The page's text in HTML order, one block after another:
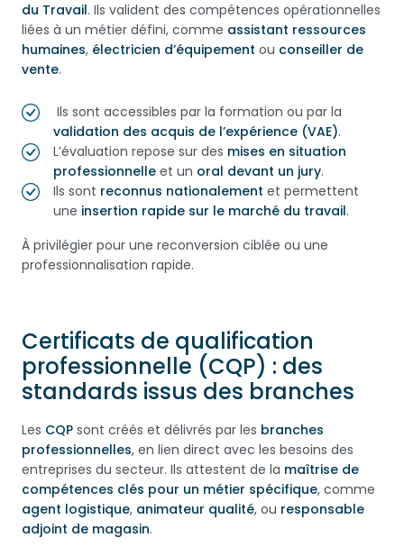
du Travail. Ils valident des compétences opérationnelles
liées à un métier défini, comme assistant ressources
humaines, électricien d’équipement ou conseiller de
vente.
Ils sont accessibles par la formation ou par la
validation des acquis de l’expérience (VAE).
L’évaluation repose sur des mises en situation
professionnelle et un oral devant un jury.
Ils sont reconnus nationalement et permettent
une insertion rapide sur le marché du travail.
À privilégier pour une reconversion ciblée ou une
professionnalisation rapide.
Certificats de qualification
professionnelle (CQP) : des
standards issus des branches
Les CQP sont créés et délivrés par les branches
professionnelles, en lien direct avec les besoins des
entreprises du secteur. Ils attestent de la maîtrise de
compétences clés pour un métier spécifique, comme
agent logistique, animateur qualité, ou responsable
adjoint de magasin.